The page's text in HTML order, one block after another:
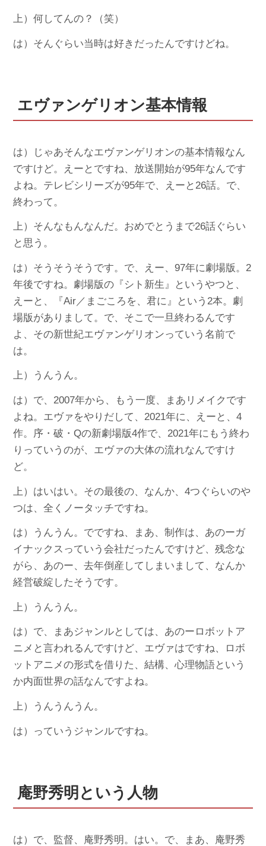
上）何してんの？（笑）
は）そんぐらい当時は好きだったんですけどね。
エヴァンゲリオン基本情報
は）じゃあそんなエヴァンゲリオンの基本情報なん
ですけど。えーとですね、放送開始が95年なんです
よね。テレビシリーズが95年で、えーと26話。で、
終わって。
上）そんなもんなんだ。おめでとうまで26話ぐらい
と思う。
は）そうそうそうです。で、えー、97年に劇場版。2
年後ですね。劇場版の『シト新生』というやつと、
えーと、『Air／まごころを、君に』という2本。劇
場版がありまして。で、そこで一旦終わるんです
よ、その新世紀エヴァンゲリオンっていう名前で
は。
上）うんうん。
は）で、2007年から、もう一度、まあリメイクです
よね。エヴァをやりだして、2021年に、えーと、4
作。序・破・Qの新劇場版4作で、2021年にもう終わ
りっていうのが、エヴァの大体の流れなんですけ
ど。
上）はいはい。その最後の、なんか、4つぐらいのや
つは、全くノータッチですね。
は）うんうん。でですね、まあ、制作は、あのーガ
イナックスっていう会社だったんですけど、残念な
がら、あのー、去年倒産してしまいまして、なんか
経営破綻したそうです。
上）うんうん。
は）で、まあジャンルとしては、あのーロボットア
ニメと言われるんですけど、エヴァはですね、ロボ
ットアニメの形式を借りた、結構、心理物語という
か内面世界の話なんですよね。
上）うんうんうん。
は）っていうジャンルですね。
庵野秀明という人物
は）で、監督、庵野秀明。はい。で、まあ、庵野秀